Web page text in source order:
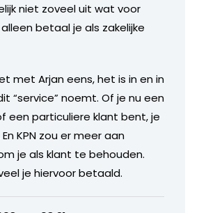
niet zoveel uit wat voor
betaal je als zakelijke
met Arjan eens, het is in en in
“service” noemt. Of je nu een
een particuliere klant bent, je
KPN zou er meer aan
je als klant te behouden.
je hiervoor betaald.